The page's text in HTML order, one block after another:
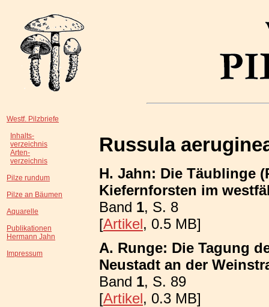
Westf. Pilzbriefe
Inhalts-
verzeichnis
Arten-
verzeichnis
Pilze rundum
Pilze an Bäumen
Aquarelle
Publikationen
Hermann Jahn
Impressum
Russula
H. Jahn: Die Täublinge
Kiefernforsten im
Band 1, S. 8
[Artikel, 0.5 MB]
A. Runge: Die Tagung
Neustadt an der
Band 1, S. 89
[Artikel, 0.3 MB]